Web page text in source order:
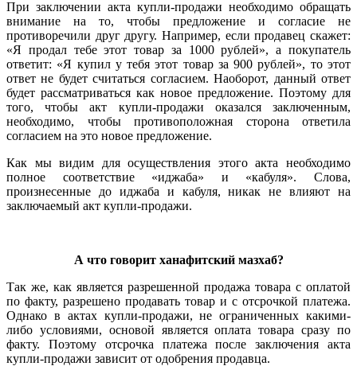
При заключении акта купли-продажи необходимо обращать
внимание на то, чтобы предложение и согласие не
противоречили друг другу. Например, если продавец скажет:
«Я продал тебе этот товар за 1000 рублей», а покупатель
ответит: «Я купил у тебя этот товар за 900 рублей», то этот
ответ не будет считаться согласием. Наоборот, данный ответ
будет рассматриваться как новое предложение. Поэтому для
того, чтобы акт купли-продажи оказался заключенным,
необходимо, чтобы противоположная сторона ответила
согласием на это новое предложение.
Как мы видим для осуществления этого акта необходимо
полное соответствие «иджаба» и «кабуля». Слова,
произнесенные до иджаба и кабуля, никак не влияют на
заключаемый акт купли-продажи.
А что говорит ханафитский мазхаб?
Так же, как является разрешенной продажа товара с оплатой
по факту, разрешено продавать товар и с отсрочкой платежа.
Однако в актах купли-продажи, не ограниченных какими-
либо условиями, основой является оплата товара сразу по
факту. Поэтому отсрочка платежа после заключения акта
купли-продажи зависит от одобрения продавца.